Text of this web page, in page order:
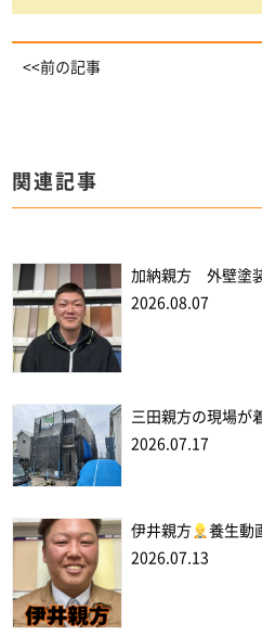
<<前の記事
関連記事
加納親方 外壁塗
2026.08.07
三田親方の現場が
2026.07.17
伊井親方
養生動
2026.07.13